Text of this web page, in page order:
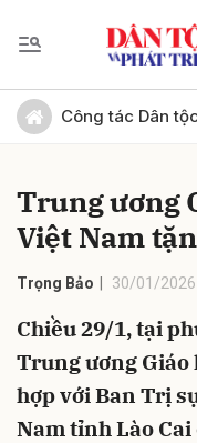
Công tác Dân tộc
Trung ương
Việt Nam
Trọng Bảo 30/01/2026
Chiều 29/1, tại
Trung ương Giáo
hợp với Ban Trị
Nam tỉnh Lào
Gửi bình luận